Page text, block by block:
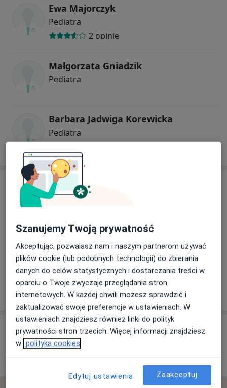
Ewa Majorczyk
Pediatra
2 opinie
Małgorzata Gniadzik
Pediatra
Barbara Jadwiga Korewicka
Pediatra
Adres
Powiększ mapę
Samodzielny Zespół Publicznych Zakładów Lecznictwa
Otwartego Warszawa-Wesoła
Kilińskiego 50, 05-075 Warszawa
Opinie o specjalistach (15)
Szanujemy Twoją prywatność
Akceptując, pozwalasz nam i naszym partnerom używać
plików cookie (lub podobnych technologii) do zbierania
danych do celów statystycznych i dostarczania treści w
oparciu o Twoje zwyczaje przeglądania stron
internetowych. W każdej chwili możesz sprawdzić i
zaktualizować swoje preferencje w ustawieniach. W
ustawieniach znajdziesz również linki do polityk
prywatności stron trzecich. Więcej informacji znajdziesz
w polityka cookies
Edytuj ustawienia Zaakceptuj